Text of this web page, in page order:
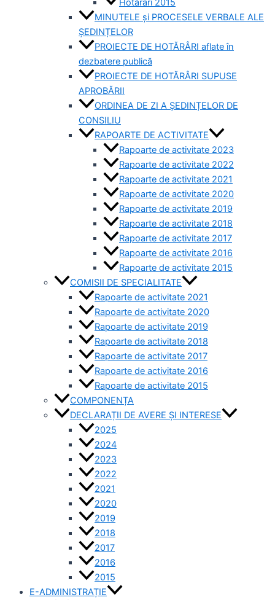
MINUTELE și PROCESELE VERBALE ALE
ȘEDINȚELOR
PROIECTE DE HOTĂRÂRI aflate în
dezbatere publică
PROIECTE DE HOTĂRÂRI SUPUSE
APROBĂRII
ORDINEA DE ZI A ȘEDINȚELOR DE
CONSILIU
RAPOARTE DE ACTIVITATE
Rapoarte de activitate 2023
Rapoarte de activitate 2022
Rapoarte de activitate 2021
Rapoarte de activitate 2020
Rapoarte de activitate 2019
Rapoarte de activitate 2018
Rapoarte de activitate 2017
Rapoarte de activitate 2016
Rapoarte de activitate 2015
COMISII DE SPECIALITATE
Rapoarte de activitate 2021
Rapoarte de activitate 2020
Rapoarte de activitate 2019
Rapoarte de activitate 2018
Rapoarte de activitate 2017
Rapoarte de activitate 2016
Rapoarte de activitate 2015
COMPONENȚA
DECLARAȚII DE AVERE ȘI INTERESE
2025
2024
2023
2022
2021
2020
2019
2018
2017
2016
2015
E-ADMINISTRAȚIE